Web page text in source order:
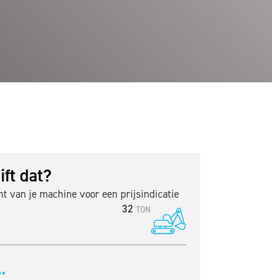
dat?
van je machine voor een prijsindicatie
32 TON